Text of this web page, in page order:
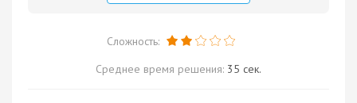
Сложность:
Среднее время решения: 35 сек.